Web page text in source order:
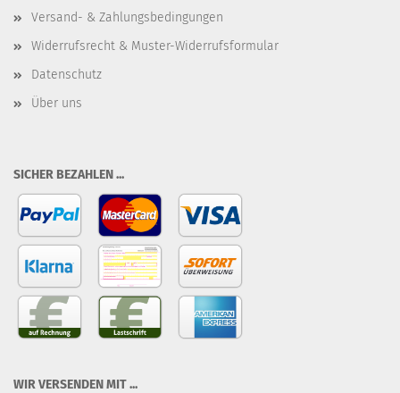
Versand- & Zahlungsbedingungen
Widerrufsrecht & Muster-Widerrufsformular
Datenschutz
Über uns
SICHER BEZAHLEN ...
WIR VERSENDEN MIT ...